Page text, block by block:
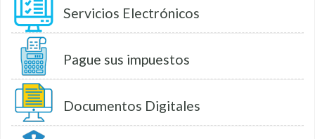
Servicios Electrónicos
Pague sus impuestos
Documentos Digitales